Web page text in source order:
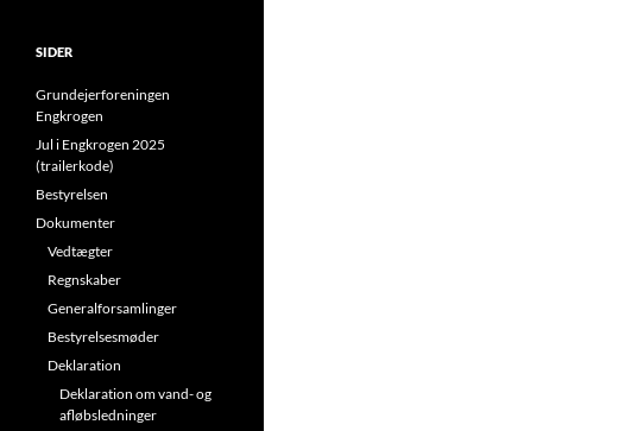
SIDER
Grundejerforeningen
Engkrogen
Jul i Engkrogen 2025
(trailerkode)
Bestyrelsen
Dokumenter
Vedtægter
Regnskaber
Generalforsamlinger
Bestyrelsesmøder
Deklaration
Deklaration om vand- og
afløbsledninger